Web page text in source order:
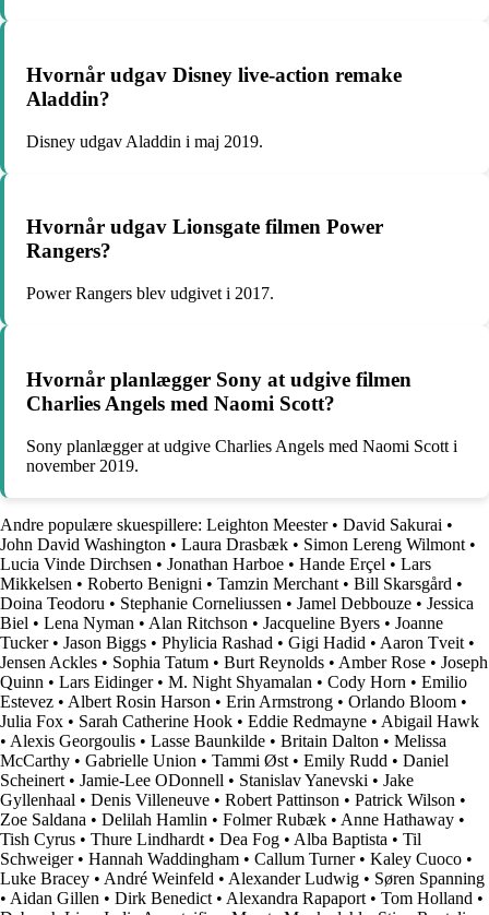
Hvornår udgav Disney live-action remake
Aladdin?
Disney udgav Aladdin i maj 2019.
Hvornår udgav Lionsgate filmen Power
Rangers?
Power Rangers blev udgivet i 2017.
Hvornår planlægger Sony at udgive filmen
Charlies Angels med Naomi Scott?
Sony planlægger at udgive Charlies Angels med Naomi Scott i
november 2019.
Andre populære skuespillere: Leighton Meester• David Sakurai •
John David Washington • Laura Drasbæk • Simon Lereng Wilmont •
Lucia Vinde Dirchsen • Jonathan Harboe • Hande Erçel • Lars
Mikkelsen • Roberto Benigni • Tamzin Merchant • Bill Skarsgård •
Doina Teodoru • Stephanie Corneliussen • Jamel Debbouze • Jessica
Biel • Lena Nyman • Alan Ritchson • Jacqueline Byers • Joanne
Tucker• Jason Biggs • Phylicia Rashad • Gigi Hadid • Aaron Tveit •
Jensen Ackles • Sophia Tatum • Burt Reynolds • Amber Rose • Joseph
Quinn • Lars Eidinger• M. Night Shyamalan • Cody Horn • Emilio
Estevez • Albert Rosin Harson • Erin Armstrong • Orlando Bloom •
Julia Fox • Sarah Catherine Hook • Eddie Redmayne • Abigail Hawk
• Alexis Georgoulis • Lasse Baunkilde • Britain Dalton • Melissa
McCarthy • Gabrielle Union • Tammi Øst • Emily Rudd • Daniel
Scheinert • Jamie-Lee ODonnell • Stanislav Yanevski • Jake
Gyllenhaal • Denis Villeneuve • Robert Pattinson • Patrick Wilson •
Zoe Saldana • Delilah Hamlin • Folmer Rubæk • Anne Hathaway •
Tish Cyrus • Thure Lindhardt • Dea Fog • Alba Baptista • Til
Schweiger• Hannah Waddingham • Callum Turner• Kaley Cuoco •
Luke Bracey • André Weinfeld • Alexander Ludwig • Søren Spanning
• Aidan Gillen • Dirk Benedict • Alexandra Rapaport • Tom Holland •